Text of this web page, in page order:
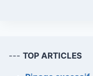
--- TOP ARTICLES